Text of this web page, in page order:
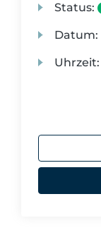
Status:
Datum:
Uhrzeit: